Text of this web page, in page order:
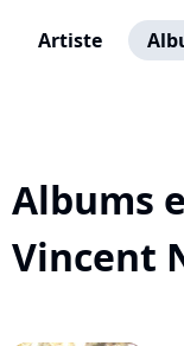
Artiste
Albums
Vincent